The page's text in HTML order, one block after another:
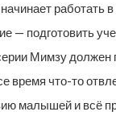
работать
— подготовить
Мимзу должен
время что-то
малышей и всё